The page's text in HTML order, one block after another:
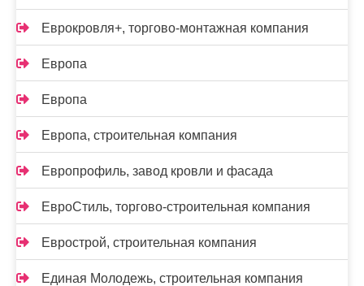
Еврокровля+, торгово-монтажная компания
Европа
Европа
Европа, строительная компания
Европрофиль, завод кровли и фасада
ЕвроСтиль, торгово-строительная компания
Еврострой, строительная компания
Единая Молодежь, строительная компания